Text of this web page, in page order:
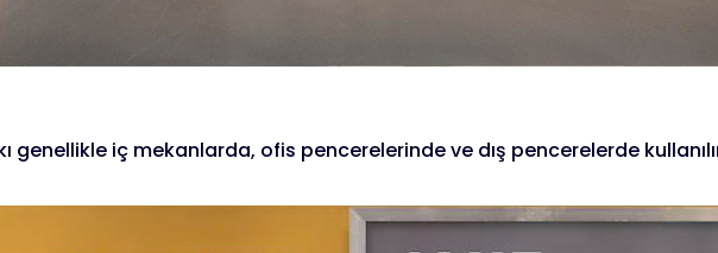
genellikle iç mekanlarda, ofis pencerelerinde ve dış pencerelerde